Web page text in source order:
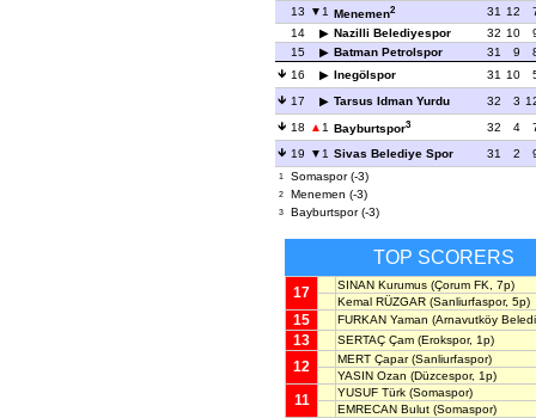
13
1 Menemen2 31 12
14
Nazilli Belediyespor 32 10
15
Batman Petrolspor 31 9
16
Inegölspor 31 10
17
Tarsus Idman Yurdu 32 3
18
1 Bayburtspor3 32 4
19
1 Sivas Belediye Spor 31 2
1 Somaspor (-3)
2 Menemen (-3)
3 Bayburtspor (-3)
TOP SCORERS
17 SINAN Kurumus (Çorum FK, 7p)
Kemal RÜZGAR (Sanliurfaspor, 5p)
15 FURKAN Yaman (Arnavutköy
13 SERTAÇ Çam (Erokspor, 1p)
12 MERT Çapar(Sanliurfaspor)
YASIN Ozan (Düzcespor, 1p)
11 YUSUF Türk (Somaspor)
EMRECAN Bulut (Somaspor)